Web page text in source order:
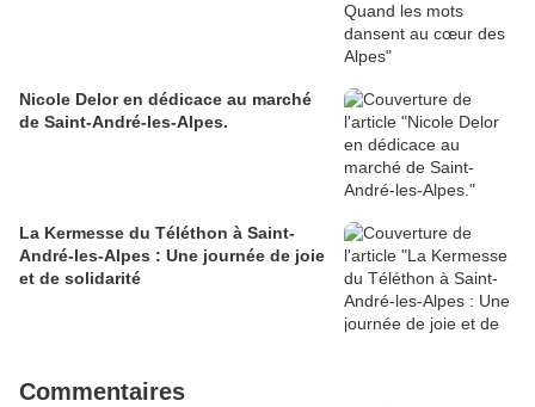
Nicole Delor en dédicace au marché
de Saint-André-les-Alpes.
La Kermesse du Téléthon à Saint-
André-les-Alpes : Une journée de joie
et de solidarité
Commentaires